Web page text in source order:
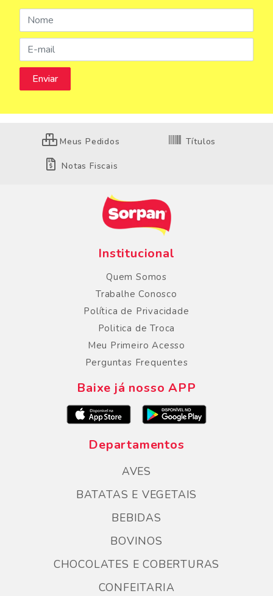
Meus Pedidos Títulos
Notas Fiscais
Institucional
Quem Somos
Trabalhe Conosco
Política de Privacidade
Politica de Troca
Meu Primeiro Acesso
Perguntas Frequentes
Baixe já nosso APP
Departamentos
AVES
BATATAS E VEGETAIS
BEBIDAS
BOVINOS
CHOCOLATES E COBERTURAS
CONFEITARIA